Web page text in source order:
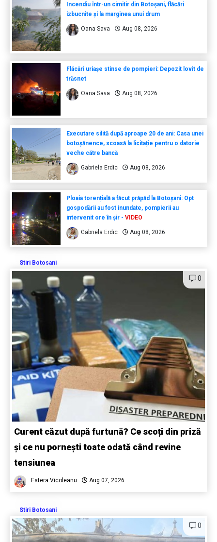
Incendiu într-un cimitir din Botoșani, flăcări
izbucnite și la marginea unui drum
Oana Sava Aug 08, 2026
Flăcări uriașe stinse de pompieri: Depozit lovit de
trăsnet
Oana Sava Aug 08, 2026
Executare silită după aproape 20 de ani: Casa unei
botoșănence, scoasă la licitație pentru o datorie
veche către bancă
Gabriela Erdic Aug 08, 2026
Ploaia torențială a făcut prăpăd la Botoșani: Opt
gospodării au fost inundate, pompierii au
intervenit ore în șir - VIDEO
Gabriela Erdic Aug 08, 2026
Stiri Botosani
0
Curent căzut după furtună? Ce scoți din priză
și ce nu pornești toate odată când revine
tensiunea
Estera Vicoleanu Aug 07, 2026
Stiri Botosani
0